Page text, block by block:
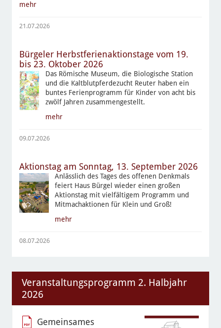
mehr
21.07.2026
Bürgeler Herbstferienaktionstage vom 19.
bis 23. Oktober 2026
Das Römische Museum, die Biologische Station
und die Kaltblutpferdezucht Reuter haben ein
buntes Ferienprogramm für Kinder von acht bis
zwölf Jahren zusammengestellt.
mehr
09.07.2026
Aktionstag am Sonntag, 13. September 2026
Anlässlich des Tages des offenen Denkmals
feiert Haus Bürgel wieder einen großen
Aktionstag mit vielfältigem Programm und
Mitmachaktionen für Klein und Groß!
mehr
08.07.2026
Veranstaltungsprogramm 2. Halbjahr
2026
Gemeinsames